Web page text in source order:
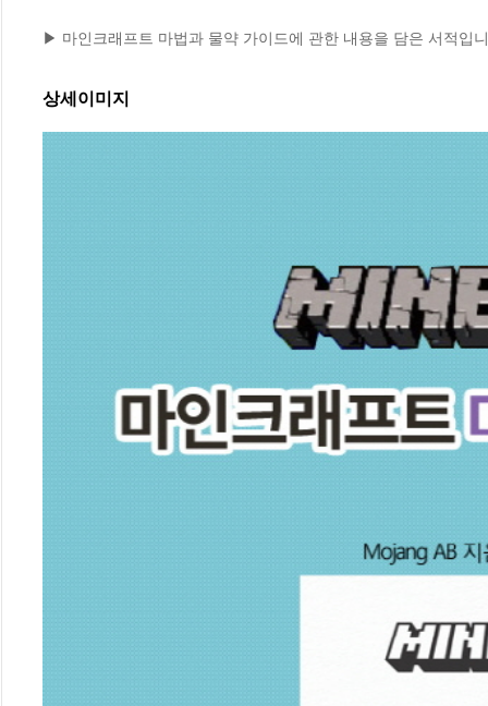
▶ 마인크래프트 마법과 물약 가이드에 관한 내용을 담은 서적입
상세이미지